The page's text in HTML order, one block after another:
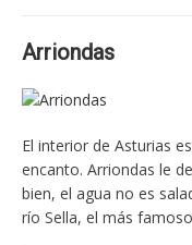
Arriondas
El interior de Asturias
encanto. Arriondas le
bien, el agua no es
río Sella, el más